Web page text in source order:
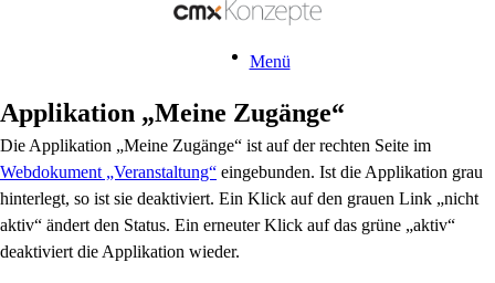
Menü
Applikation „Meine Zugänge“
Die Applikation „Meine Zugänge“ ist auf der rechten Seite im
Webdokument „Veranstaltung“ eingebunden. Ist die Applikation grau
hinterlegt, so ist sie deaktiviert. Ein Klick auf den grauen Link „nicht
aktiv“ ändert den Status. Ein erneuter Klick auf das grüne „aktiv“
deaktiviert die Applikation wieder.